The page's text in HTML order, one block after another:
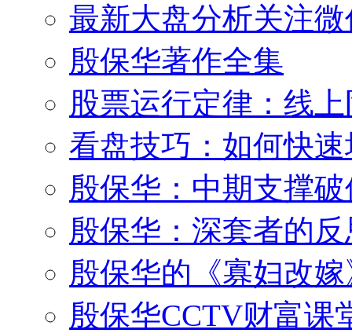
最新大盘分析关注
殷保华著作全集
股票运行定律：线
看盘技巧：如何快
殷保华：中期支撑
殷保华：深套者的
殷保华的《寡妇改
殷保华CCTV财富课